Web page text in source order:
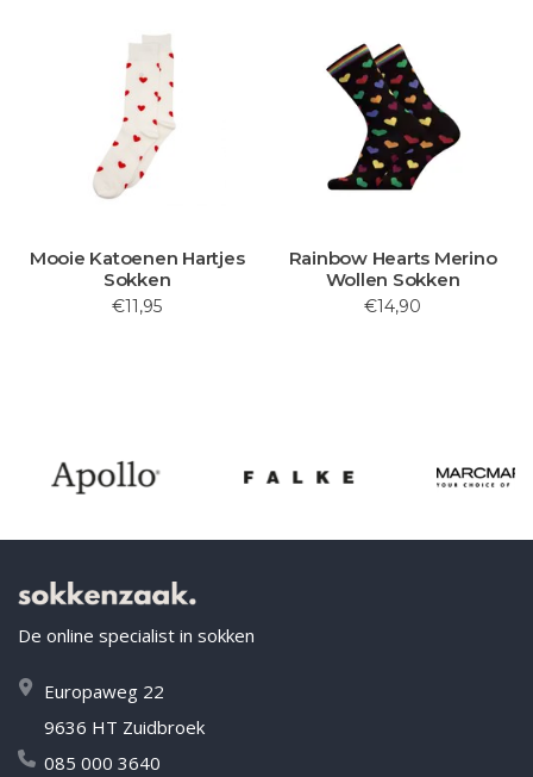
Mooie Katoenen Hartjes
Sokken
€11,95
Rainbow Hearts Merino
Wollen Sokken
€14,90
De online specialist in sokken
Europaweg 22
9636 HT Zuidbroek
085 000 3640